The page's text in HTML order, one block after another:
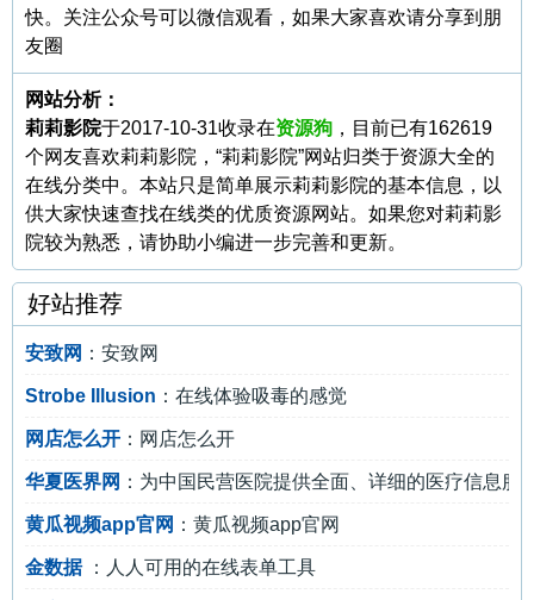
快。关注公众号可以微信观看，如果大家喜欢请分享到朋
友圈
网站分析：
莉莉影院于2017-10-31收录在资源狗 ，目前已有162619
个网友喜欢莉莉影院，“莉莉影院”网站归类于资源大全的
在线分类中。本站只是简单展示莉莉影院的基本信息，以
供大家快速查找在线类的优质资源网站。如果您对莉莉影
院较为熟悉，请协助小编进一步完善和更新。
好站推荐
安致网 ：安致网
Strobe Illusion ：在线体验吸毒的感觉
网店怎么开 ：网店怎么开
华夏医界网 ：为中国民营医院提供全面、详细的医疗信息服
黄瓜视频app官网 ：黄瓜视频app官网
金数据 ：人人可用的在线表单工具